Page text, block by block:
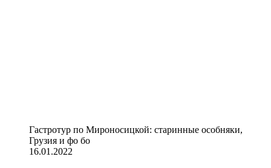
Гастротур по Мироносицкой: старинные особняки,
Грузия и фо бо
16.01.2022